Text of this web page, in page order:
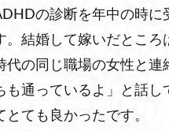
の診断を年中の時に
結婚して嫁いだところ
の同じ職場の女性と連
通っているよ」と話し
ても良かったです。